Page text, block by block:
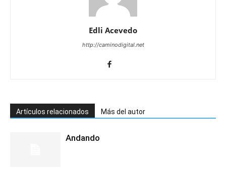
Edli Acevedo
http://caminodigital.net
Artículos relacionados Más del autor
Andando